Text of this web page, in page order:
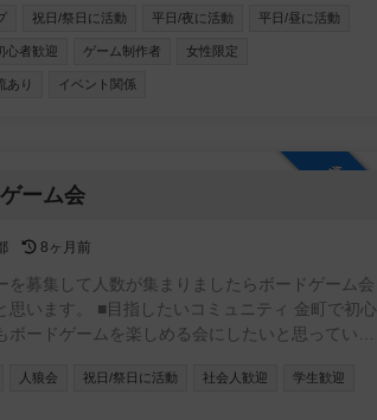
の会も開催中！ 🐺 次世代推理ゲーム「Blood on
海外で大人気の、途中脱落がない人狼風ゲーム
😆 ・ゲームを通して気の合う仲間を作りたい方
豊かなボードゲームライフを楽しみましょう！
祝日/祭日に活動 平日/夜に活動 平日/昼に活動
心者歓迎 ゲーム制作者 女性限定
あり イベント関係
ーム会
8ヶ月前
を募集して人数が集まりましたらボードゲーム会
思います。 ■目指したいコミュニティ 金町で初心
ボードゲームを楽しめる会にしたいと思っていま
の注意事項 ・18歳以下の参加禁止 ・宗教、ビジ
的の方のご参加はお控えください。 ・体臭や口
人狼会 祝日/祭日に活動 社会人歓迎 学生歓迎